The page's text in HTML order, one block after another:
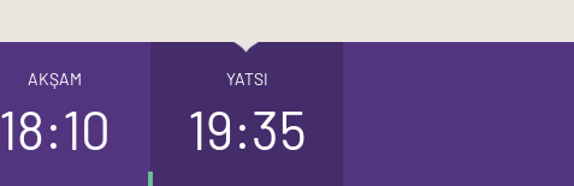
AKŞAM
18:10
YATSI
19:35